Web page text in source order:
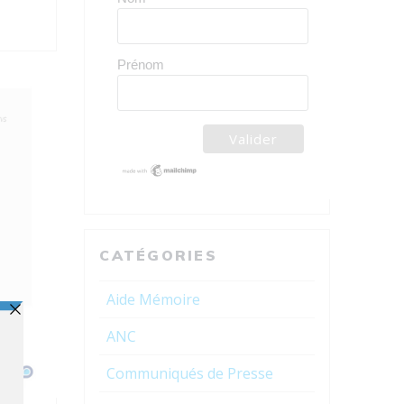
Prénom
CATÉGORIES
Aide Mémoire
ANC
Communiqués de Presse